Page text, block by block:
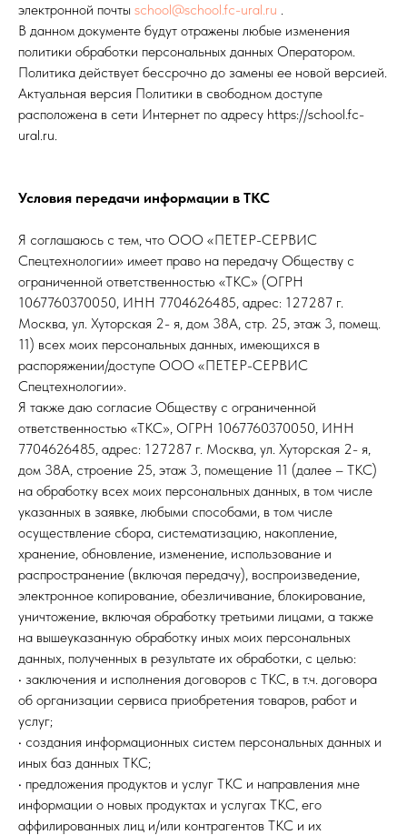
электронной почты school@school.fc-ural.ru .
В данном документе будут отражены любые изменения
политики обработки персональных данных Оператором.
Политика действует бессрочно до замены ее новой версией.
Актуальная версия Политики в свободном доступе
расположена в сети Интернет по адресу https://school.fc-
ural.ru.
Условия передачи информации в ТКС
Я соглашаюсь с тем, что ООО «ПЕТЕР-СЕРВИС
Спецтехнологии» имеет право на передачу Обществу с
ограниченной ответственностью «ТКС» (ОГРН
1067760370050, ИНН 7704626485, адрес: 127287 г.
Москва, ул. Хуторская 2- я, дом 38А, стр. 25, этаж 3, помещ.
11) всех моих персональных данных, имеющихся в
распоряжении/доступе ООО «ПЕТЕР-СЕРВИС
Спецтехнологии».
Я также даю согласие Обществу с ограниченной
ответственностью «ТКС», ОГРН 1067760370050, ИНН
7704626485, адрес: 127287 г. Москва, ул. Хуторская 2- я,
дом 38А, строение 25, этаж 3, помещение 11 (далее – ТКС)
на обработку всех моих персональных данных, в том числе
указанных в заявке, любыми способами, в том числе
осуществление сбора, систематизацию, накопление,
хранение, обновление, изменение, использование и
распространение (включая передачу), воспроизведение,
электронное копирование, обезличивание, блокирование,
уничтожение, включая обработку третьими лицами, а также
на вышеуказанную обработку иных моих персональных
данных, полученных в результате их обработки, с целью:
• заключения и исполнения договоров с ТКС, в т.ч. договора
об организации сервиса приобретения товаров, работ и
услуг;
• создания информационных систем персональных данных и
иных баз данных ТКС;
• предложения продуктов и услуг ТКС и направления мне
информации о новых продуктах и услугах ТКС, его
аффилированных лиц и/или контрагентов ТКС и их